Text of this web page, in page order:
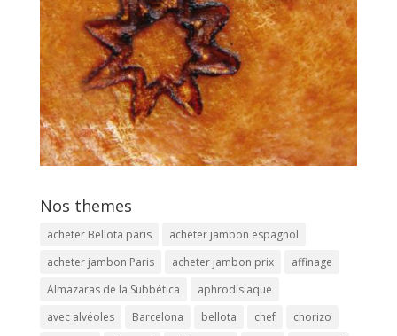
Nos themes
acheter Bellota paris
acheter jambon espagnol
acheter jambon Paris
acheter jambon prix
affinage
Almazaras de la Subbética
aphrodisiaque
avec alvéoles
Barcelona bellota chef
chorizo